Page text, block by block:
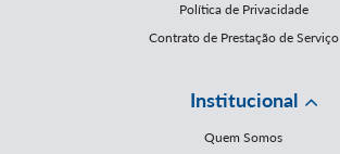
Política de Privacidade
Contrato de Prestação de Serviço
Institucional
Quem Somos